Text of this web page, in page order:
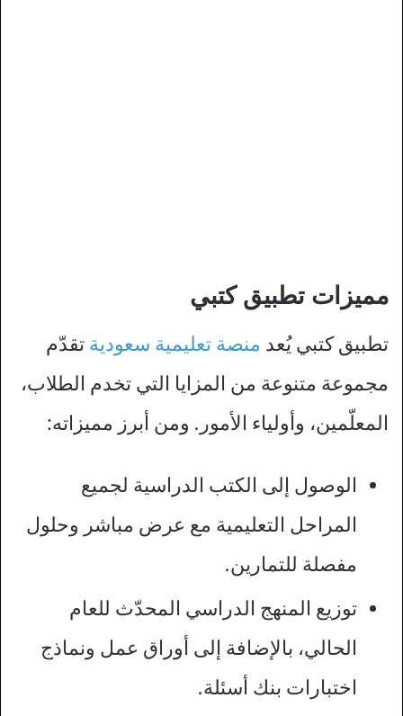
مميزات تطبيق كتبي
تطبيق كتبي يُعد منصة تعليمية سعودية تقدّم
مجموعة متنوعة من المزايا التي تخدم الطلاب،
المعلّمين، وأولياء الأمور. ومن أبرز مميزاته:
الوصول إلى الكتب الدراسية لجميع
المراحل التعليمية مع عرض مباشر وحلول
مفصلة للتمارين.
توزيع المنهج الدراسي المحدّث للعام
الحالي، بالإضافة إلى أوراق عمل ونماذج
اختبارات بنك أسئلة.